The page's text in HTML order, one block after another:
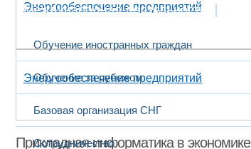
Международная деятельность
Обучение иностранных граждан
Обучение за рубежом
Базовая организация СНГ
Сотрудничество
Энергообеспечение предприятий
Энергообеспечение предприятий
Прикладная информатика в экономике